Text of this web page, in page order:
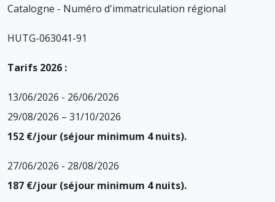
Catalogne - Numéro d'immatriculation régional
HUTG-063041-91
Tarifs 2026 :
13/06/2026 - 26/06/2026
29/08/2026 – 31/10/2026
152 €/jour (séjour minimum 4 nuits).
27/06/2026 - 28/08/2026
187 €/jour (séjour minimum 4 nuits).